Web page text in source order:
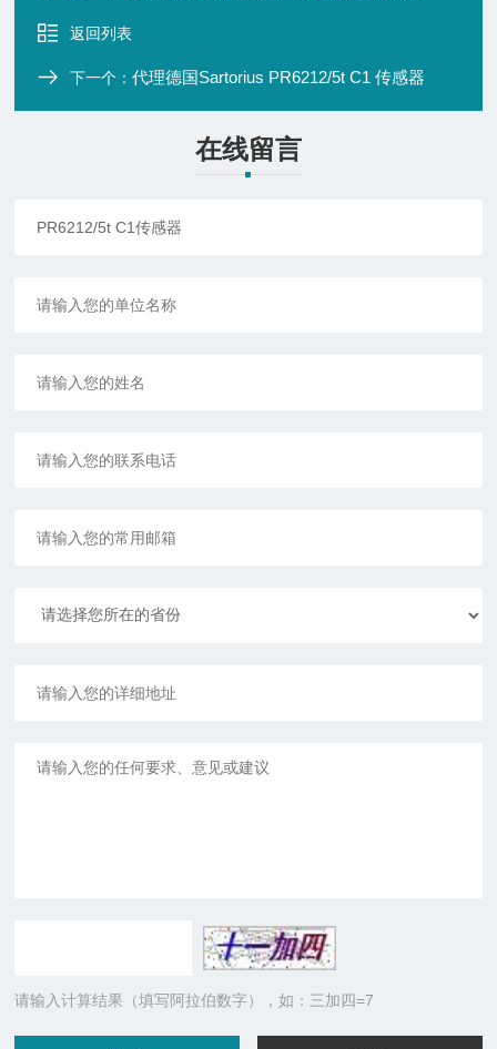
返回列表
下一个：代理德国Sartorius PR6212/5t C1 传感器
在线留言
请输入计算结果（填写阿拉伯数字），如：三加四=7